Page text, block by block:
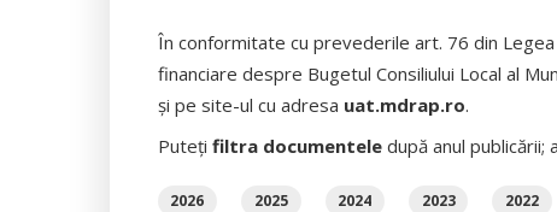
În conformitate cu prevederile art. 76 din
financiare despre Bugetul Consiliului Local al
şi pe site-ul cu adresa uat.mdrap.ro.
Puteți filtra documenteledupă anul publicării;
2026 2025 2024 2023 2022